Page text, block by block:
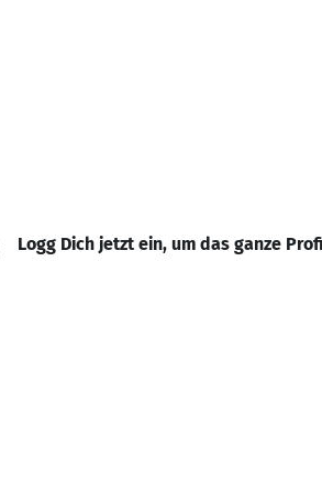
Logg Dich jetzt ein, um das ganze